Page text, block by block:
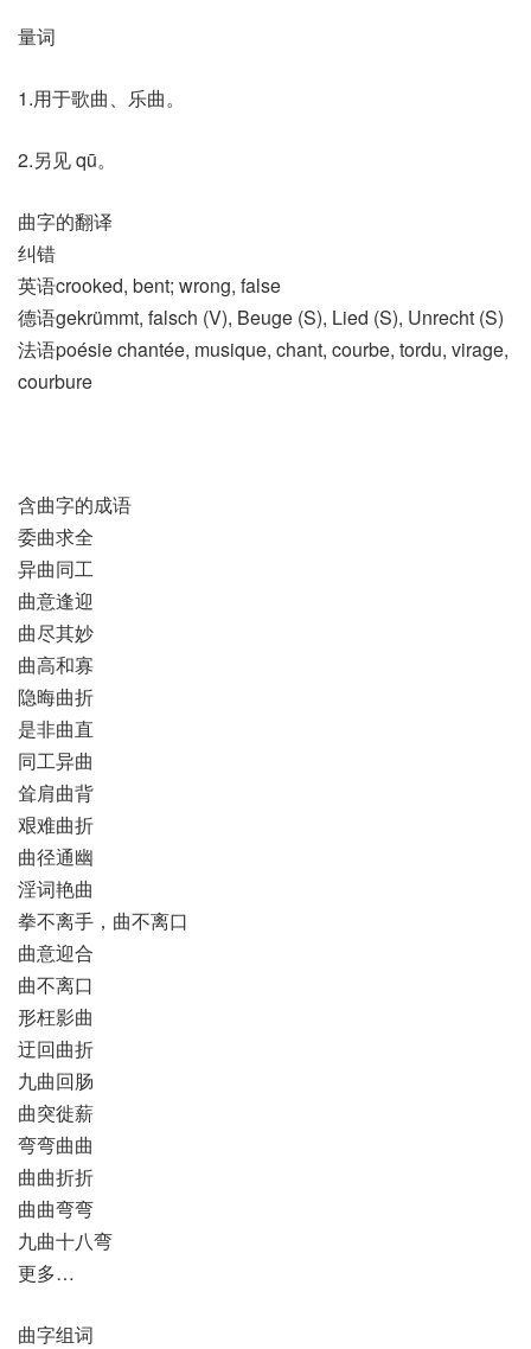
量词
1.用于歌曲、乐曲。
2.另见 qū。
曲字的翻译
纠错
英语crooked, bent; wrong, false
德语gekrümmt, falsch (V)​, Beuge (S)​, Lied (S)​, Unrecht (S)
法语poésie chantée, musique, chant, courbe, tordu, virage,
courbure
含曲字的成语
委曲求全
异曲同工
曲意逢迎
曲尽其妙
曲高和寡
隐晦曲折
是非曲直
同工异曲
耸肩曲背
艰难曲折
曲径通幽
淫词艳曲
拳不离手，曲不离口
曲意迎合
曲不离口
形枉影曲
迂回曲折
九曲回肠
曲突徙薪
弯弯曲曲
曲曲折折
曲曲弯弯
九曲十八弯
更多…
曲字组词